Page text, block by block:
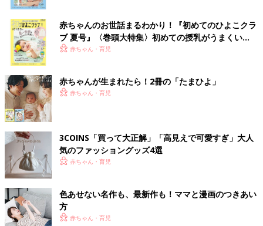
赤ちゃんのお世話まるわかり！『初めてのひよこクラ
ブ 夏号』〈巻頭大特集〉初めての授乳がうまくい
く！ おっぱい・ミルクの基本と夏のトラブル 解決テ
赤ちゃん・育児
赤ちゃんが生まれたら！2冊の「たまひよ」
赤ちゃん・育児
3COINS「買って大正解」「高見えで可愛すぎ」大人
気のファッショングッズ4選
赤ちゃん・育児
色あせない名作も、最新作も！ママと漫画のつきあい
方
赤ちゃん・育児